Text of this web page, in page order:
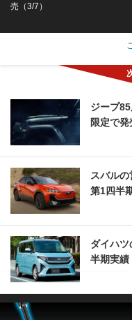
売（3/7）
ジープ
限定で
スバル
第1四半
ダイハ
半期実績